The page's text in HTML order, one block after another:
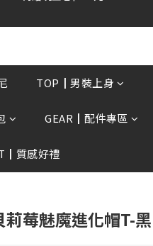
再贈現金卷$300元
TOP┃男裝上身
GEAR┃配件專區
質感好禮
莉莓魅魔進化帽T-黑